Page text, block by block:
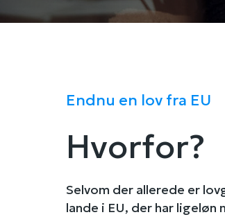
Endnu en lov fra EU
Hvorfor?
Selvom der allerede er
lande i EU, der har ligeløn